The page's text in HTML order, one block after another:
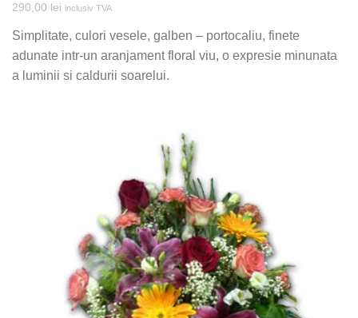
290,00 lei inclusiv TVA
Simplitate, culori vesele, galben – portocaliu, finete
adunate intr-un aranjament floral viu, o expresie minunata
a luminii si caldurii soarelui.